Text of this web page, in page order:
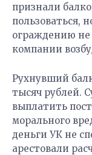
признали
пользоваться,
ограждению не
компании
Рухнувший
тысяч рублей.
выплатить
морального
деньги УК не
арестовали